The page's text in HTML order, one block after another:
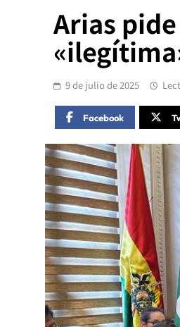
Arias
9 de julio de 2025
Facebook